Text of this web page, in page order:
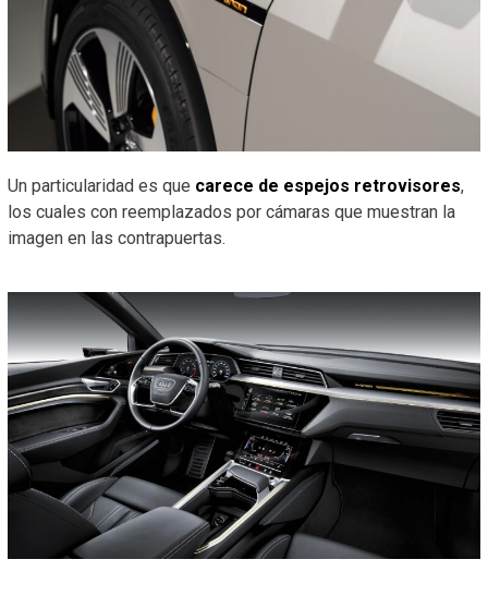
Un particularidad es que carece de espejos retrovisores,
los cuales con reemplazados por cámaras que muestran la
imagen en las contrapuertas.